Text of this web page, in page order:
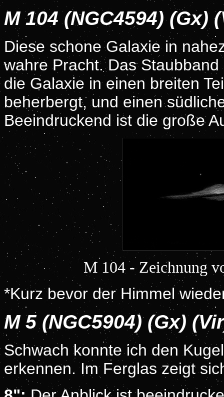
M 104 (NGC4594) (Gx)
Diese schone Galaxie in
wahre Pracht. Das
die Galaxie in einen breiten
beherbergt, und einen
Beeindruckend ist die große
M 104 - Zeichnung
*Kurz bevor der Himmel
M 5 (NGC5904) (Gx)
Schwach konnte ich den
erkennen. Im Ferglas zeigt